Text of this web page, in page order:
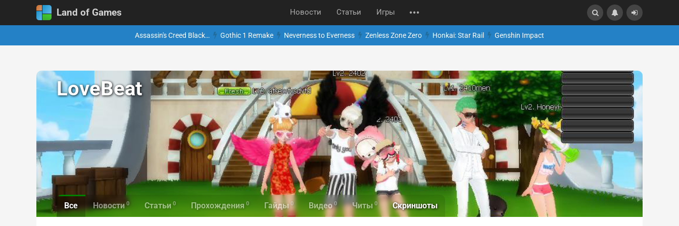
Land of Games Новости Статьи Игры
Assassin's Creed Black… Gothic 1 Remake Neverness to Everness Zenless Zone Zero Honkai: Star Rail Genshin Impact
LoveBeat
Все Новости 0 Статьи 0 Прохождения 0 Гайды 0 Видео 0 Читы 0 Скриншоты